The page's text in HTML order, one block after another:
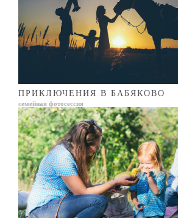
ПРИКЛЮЧЕНИЯ В БАБЯКОВО
семейная фотосессия